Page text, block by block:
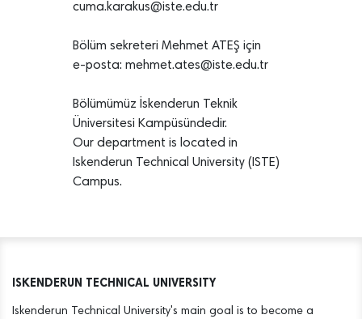
cuma.karakus@iste.edu.tr
Bölüm sekreteri Mehmet ATEŞ için
e-posta: mehmet.ates@iste.edu.tr
Bölümümüz İskenderun Teknik
Üniversitesi Kampüsündedir.
Our department is located in
Iskenderun Technical University (ISTE)
Campus.
ISKENDERUN TECHNICAL UNIVERSITY
Iskenderun Technical University's main goal is to become a